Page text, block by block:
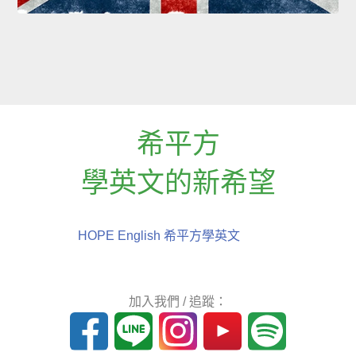
希平方
學英文的新希望
HOPE English 希平方學英文
加入我們 / 追蹤：